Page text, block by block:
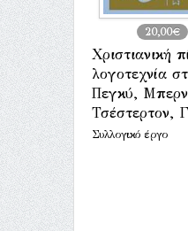
20,00€
Χριστιανική
λογοτεχνία
Πεγκύ,
Τσέστερτον,
Συλλογικό έργο